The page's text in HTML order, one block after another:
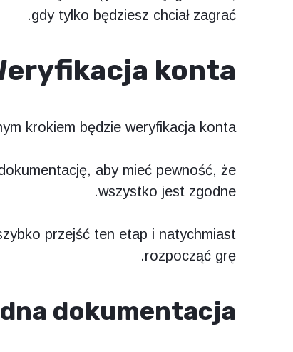
gdy tylko będziesz chciał zagrać.
konta
krokiem będzie weryfikacja konta.
aby mieć pewność, że
wszystko jest zgodne.
przejść ten etap i natychmiast
rozpocząć grę.
dokumentacja